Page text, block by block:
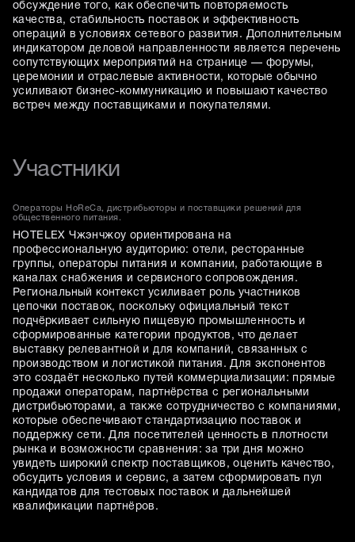
обсуждение того, как обеспечить повторяемость
качества, стабильность поставок и эффективность
операций в условиях сетевого развития. Дополнительным
индикатором деловой направленности является перечень
сопутствующих мероприятий на странице — форумы,
церемонии и отраслевые активности, которые обычно
усиливают бизнес-коммуникацию и повышают качество
встреч между поставщиками и покупателями.
Участники
Операторы HoReCa, дистрибьюторы и поставщики решений для
общественного питания.
HOTELEX Чжэнчжоу ориентирована на
профессиональную аудиторию: отели, ресторанные
группы, операторы питания и компании, работающие в
каналах снабжения и сервисного сопровождения.
Региональный контекст усиливает роль участников
цепочки поставок, поскольку официальный текст
подчёркивает сильную пищевую промышленность и
сформированные категории продуктов, что делает
выставку релевантной и для компаний, связанных с
производством и логистикой питания. Для экспонентов
это создаёт несколько путей коммерциализации: прямые
продажи операторам, партнёрства с региональными
дистрибьюторами, а также сотрудничество с компаниями,
которые обеспечивают стандартизацию поставок и
поддержку сети. Для посетителей ценность в плотности
рынка и возможности сравнения: за три дня можно
увидеть широкий спектр поставщиков, оценить качество,
обсудить условия и сервис, а затем сформировать пул
кандидатов для тестовых поставок и дальнейшей
квалификации партнёров.